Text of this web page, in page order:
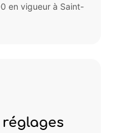
en vigueur à Saint-